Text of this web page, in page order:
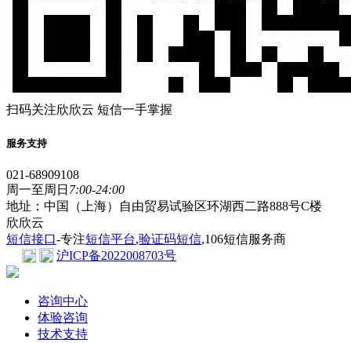
扫码关注欣欣云 短信一手掌握
服务支持
021-68909108
周一至周日 7:00-24:00
地址：中国（上海）自由贸易试验区环湖西二路888号C楼
欣欣云
短信接口-专注短信平台,验证码短信,106短信服务商
沪ICP备2022008703号
咨询中心
体验咨询
技术支持